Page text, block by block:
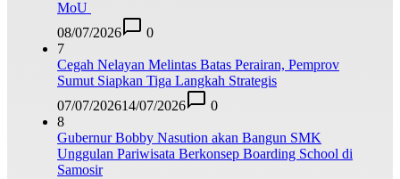
MoU
08/07/2026
0
7
Cegah Nelayan Melintas Batas Perairan, Pemprov
Sumut Siapkan Tiga Langkah Strategis
07/07/202614/07/2026
0
8
Gubernur Bobby Nasution akan Bangun SMK
Unggulan Pariwisata Berkonsep Boarding School di
Samosir